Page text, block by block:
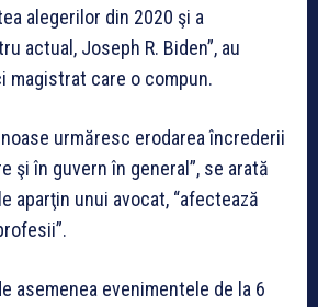
alegerilor din 2020 şi a
actual, Joseph R. Biden”, au
magistrat care o compun.
urmăresc erodarea încrederii
şi în guvern în general”, se arată
aparţin unui avocat, “afectează
asemenea evenimentele de la 6